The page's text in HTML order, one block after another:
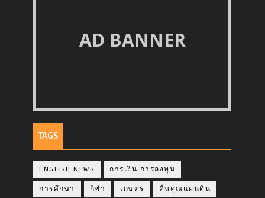
AD BANNER
TAGS
ENGLISH NEWS การเงิน การลงทุน
การศึกษา กีฬา เกษตร คืนคุณแผ่นดิน